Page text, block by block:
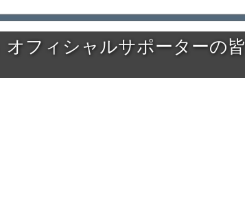
オフィシャルサポーターの皆